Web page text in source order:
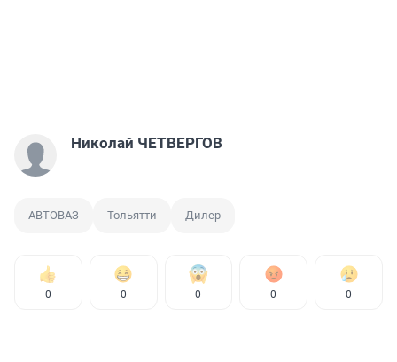
Николай ЧЕТВЕРГОВ
АВТОВАЗ Тольятти Дилер
0 0 0 0 0